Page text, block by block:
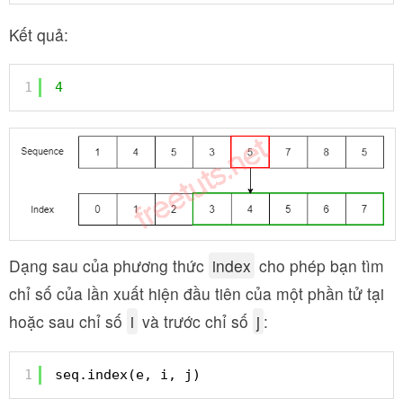
Kết quả:
1 4
Dạng sau của phương thức index cho phép bạn tìm
chỉ số của lần xuất hiện đầu tiên của một phần tử tại
hoặc sau chỉ số i và trước chỉ số j :
1 seq.index(e, i, j)